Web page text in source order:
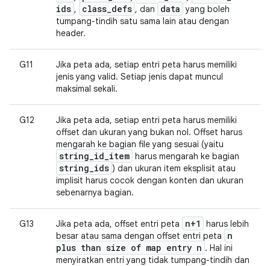
ids , class_defs , dan data yang boleh
tumpang-tindih satu sama lain atau dengan
header.
G11
Jika peta ada, setiap entri peta harus memiliki
jenis yang valid. Setiap jenis dapat muncul
maksimal sekali.
G12
Jika peta ada, setiap entri peta harus memiliki
offset dan ukuran yang bukan nol. Offset harus
mengarah ke bagian file yang sesuai (yaitu
string_id_item harus mengarah ke bagian
string_ids ) dan ukuran item eksplisit atau
implisit harus cocok dengan konten dan ukuran
sebenarnya bagian.
G13 Jika peta ada, offset entri peta n+1
harus lebih
besar atau sama dengan offset entri peta
n
plus than size of map entry n . Hal ini
menyiratkan entri yang tidak tumpang-tindih dan